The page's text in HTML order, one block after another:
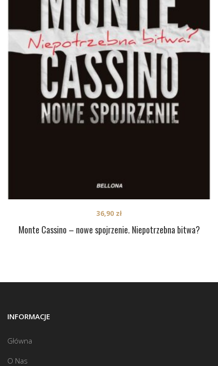
Monte Cassino – nowe spojrzenie. Niepotrzebna bitwa?
36,90 zł
INFORMACJE
Główna
O Nas